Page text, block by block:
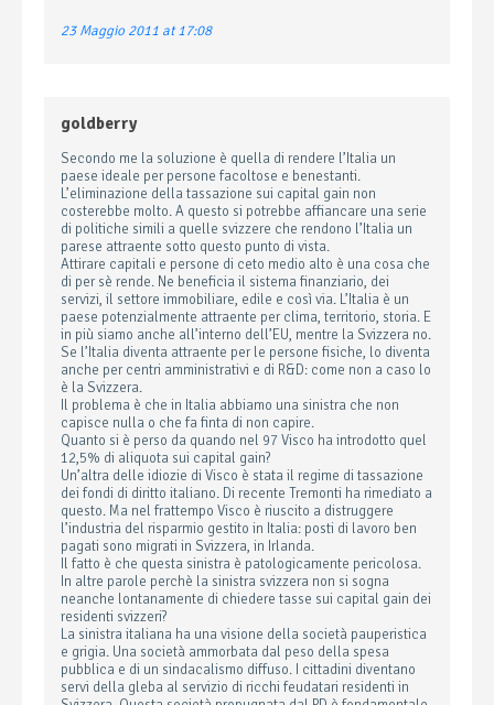
23 Maggio 2011 at 17:08
goldberry
Secondo me la soluzione è quella di rendere l’Italia un
paese ideale per persone facoltose e benestanti.
L’eliminazione della tassazione sui capital gain non
costerebbe molto. A questo si potrebbe affiancare una serie
di politiche simili a quelle svizzere che rendono l’Italia un
parese attraente sotto questo punto di vista.
Attirare capitali e persone di ceto medio alto è una cosa che
di per sè rende. Ne beneficia il sistema finanziario, dei
servizi, il settore immobiliare, edile e così via. L’Italia è un
paese potenzialmente attraente per clima, territorio, storia. E
in più siamo anche all’interno dell’EU, mentre la Svizzera no.
Se l’Italia diventa attraente per le persone fisiche, lo diventa
anche per centri amministrativi e di R&D: come non a caso lo
è la Svizzera.
Il problema è che in Italia abbiamo una sinistra che non
capisce nulla o che fa finta di non capire.
Quanto si è perso da quando nel 97 Visco ha introdotto quel
12,5% di aliquota sui capital gain?
Un’altra delle idiozie di Visco è stata il regime di tassazione
dei fondi di diritto italiano. Di recente Tremonti ha rimediato a
questo. Ma nel frattempo Visco è riuscito a distruggere
l’industria del risparmio gestito in Italia: posti di lavoro ben
pagati sono migrati in Svizzera, in Irlanda.
Il fatto è che questa sinistra è patologicamente pericolosa.
In altre parole perchè la sinistra svizzera non si sogna
neanche lontanamente di chiedere tasse sui capital gain dei
residenti svizzeri?
La sinistra italiana ha una visione della società pauperistica
e grigia. Una società ammorbata dal peso della spesa
pubblica e di un sindacalismo diffuso. I cittadini diventano
servi della gleba al servizio di ricchi feudatari residenti in